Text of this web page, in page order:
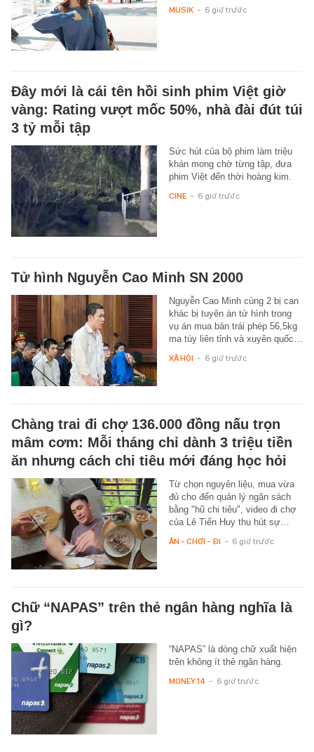
MUSIK - 6 giờ trước
Đây mới là cái tên hồi sinh phim Việt giờ
vàng: Rating vượt mốc 50%, nhà đài đút túi
3 tỷ mỗi tập
Sức hút của bộ phim làm triệu
khán mong chờ từng tập, đưa
phim Việt đến thời hoàng kim.
CINE - 6 giờ trước
Tử hình Nguyễn Cao Minh SN 2000
Nguyễn Cao Minh cùng 2 bị can
khác bị tuyên án tử hình trong
vụ án mua bán trái phép 56,5kg
ma túy liên tỉnh và xuyên quốc…
XÃ HỘI - 6 giờ trước
Chàng trai đi chợ 136.000 đồng nấu trọn
mâm cơm: Mỗi tháng chỉ dành 3 triệu tiền
ăn nhưng cách chi tiêu mới đáng học hỏi
Từ chọn nguyên liệu, mua vừa
đủ cho đến quản lý ngân sách
bằng "hũ chi tiêu", video đi chợ
của Lê Tiến Huy thu hút sự…
ĂN - CHƠI - ĐI - 6 giờ trước
Chữ “NAPAS” trên thẻ ngân hàng nghĩa là
gì?
“NAPAS” là dòng chữ xuất hiện
trên không ít thẻ ngân hàng.
MONEY.14 - 6 giờ trước